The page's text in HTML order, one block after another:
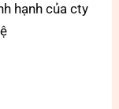
hạnh của cty